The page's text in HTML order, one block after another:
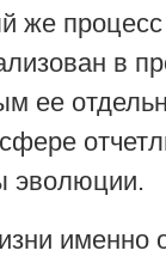
же процесс
в
ее
эволюции.
именно